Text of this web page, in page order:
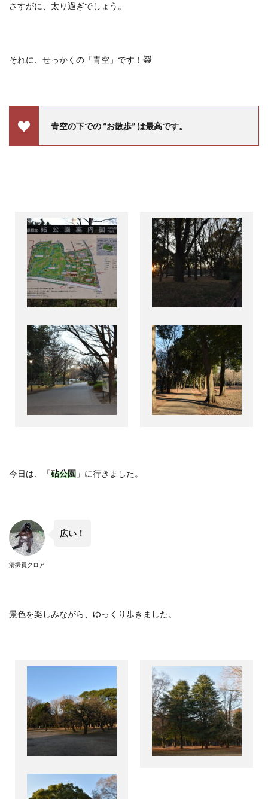
さすがに、太り過ぎでしょう。
それに、せっかくの「青空」です！ 😸
青空の下での “お散歩” は最高です。
今日は、「砧公園 」に行きました。
清掃員クロア
広い！
景色を楽しみながら、ゆっくり歩きました。